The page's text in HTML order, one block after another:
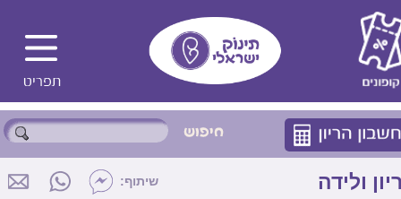
ולידה שיתוף: